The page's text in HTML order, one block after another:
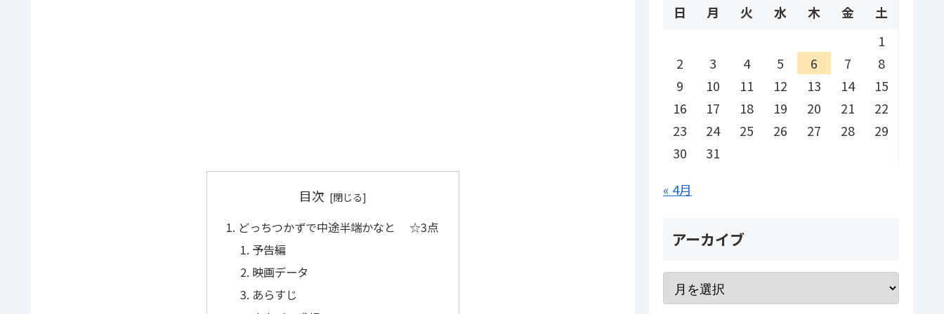
目次
どっちつかずで中途半端かなと ☆3点
予告編
映画データ
あらすじ
日 月 火 水 木 金
土
1
2
3 4 5 6 7
8
9
10 11 12 13 14
15
16
17 18 19 20 21
22
23
24 25 26 27 28
29
30
31
« 4月
アーカイブ